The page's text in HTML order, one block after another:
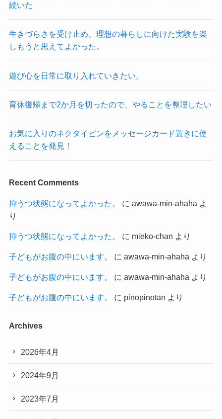
続いた
生きづらさを受け止め、理想の暮らしに向けた実験を楽
しもうと思えてよかった。
遊び心を日常に取り入れていきたい。
育休復帰まで2か月を切ったので、やることを整理したい
お気に入りのネクタイピンをメッセージカード置きに使
えることを発見！
Recent Comments
抑うつ状態になってよかった。 に awawa-min-ahaha よ
り
抑うつ状態になってよかった。 に mieko-chan より
子どもがお腹の中にいます。 に awawa-min-ahaha より
子どもがお腹の中にいます。 に awawa-min-ahaha より
子どもがお腹の中にいます。 に pinopinotan より
Archives
2026年4月
2024年9月
2023年7月